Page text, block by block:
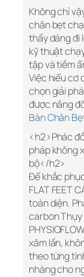
Không chỉ
chân bẹt
thấy dáng đi
kỹ thuật
tập và tiềm
Việc hiểu cơ
chọn giải
được nâng
Bàn Chân
<h2>Phác
pháp không
bộ</h2>
Để khắc
FLAT FEET
toàn diện.
carbon Thụy
xâm lấn,
theo từng
nhàng cho